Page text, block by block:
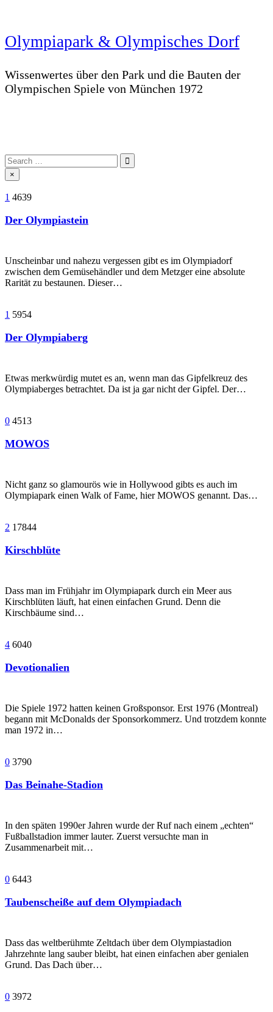
Olympiapark & Olympisches Dorf
Wissenwertes über den Park und die Bauten der
Olympischen Spiele von München 1972
Search
for:
×
1 4639
Der Olympiastein
Unscheinbar und nahezu vergessen gibt es im Olympiadorf
zwischen dem Gemüsehändler und dem Metzger eine absolute
Rarität zu bestaunen. Dieser…
1 5954
Der Olympiaberg
Etwas merkwürdig mutet es an, wenn man das Gipfelkreuz des
Olympiaberges betrachtet. Da ist ja gar nicht der Gipfel. Der…
0 4513
MOWOS
Nicht ganz so glamourös wie in Hollywood gibts es auch im
Olympiapark einen Walk of Fame, hier MOWOS genannt. Das…
2 17844
Kirschblüte
Dass man im Frühjahr im Olympiapark durch ein Meer aus
Kirschblüten läuft, hat einen einfachen Grund. Denn die
Kirschbäume sind…
4 6040
Devotionalien
Die Spiele 1972 hatten keinen Großsponsor. Erst 1976 (Montreal)
begann mit McDonalds der Sponsorkommerz. Und trotzdem konnte
man 1972 in…
0 3790
Das Beinahe-Stadion
In den späten 1990er Jahren wurde der Ruf nach einem „echten“
Fußballstadion immer lauter. Zuerst versuchte man in
Zusammenarbeit mit…
0 6443
Taubenscheiße auf dem Olympiadach
Dass das weltberühmte Zeltdach über dem Olympiastadion
Jahrzehnte lang sauber bleibt, hat einen einfachen aber genialen
Grund. Das Dach über…
0 3972